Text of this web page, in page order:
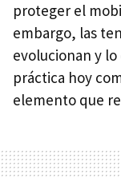
proteger el
embargo, las
evolucionan y
práctica hoy
elemento que